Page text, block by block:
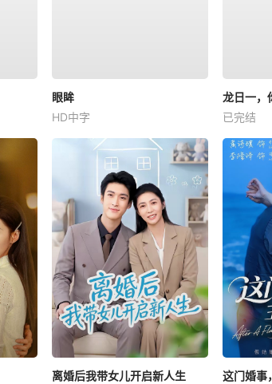
眼眸
HD中字
龙日一，
已完结
离婚后我带女儿开启新人生
这门婚事